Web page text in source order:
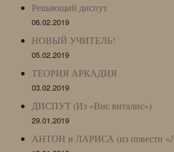
Решающий диспут
06.02.2019
НОВЫЙ УЧИТЕЛЬ!
05.02.2019
ТЕОРИЯ АРКАДИЯ
03.02.2019
ДИСПУТ (Из «Вис виталис»)
29.01.2019
АНТОН и ЛАРИСА (из повести